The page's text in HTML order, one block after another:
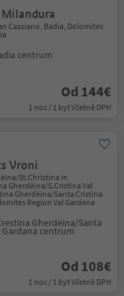
Milandura
Cassiano, Badia, Dolomites
centrum
Od 144€
1 noc / 1 byt Včetně DPH
Vroni
St.Christina in
Gherdëina/S.Cristina Val
Gherdëina/Santa Cristina
Region Val Gardena
Gherdëina/Santa
Gardana centrum
Od 108€
1 noc / 1 byt Včetně DPH